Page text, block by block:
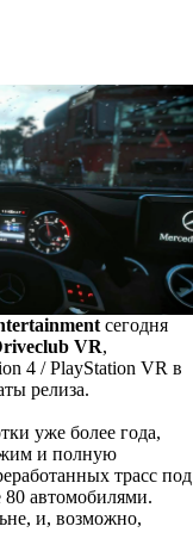
сегодня
VR,
4 / PlayStation VR в
релиза.
уже более года,
и полную
трасс под
автомобилями.
и, возможно,